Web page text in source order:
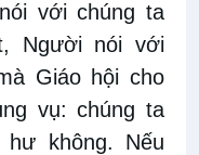
với chúng ta
Người nói với
Giáo hội cho
vụ: chúng ta
không. Nếu